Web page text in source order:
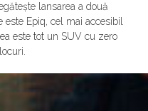
lansarea a două
Epiq, cel mai accesibil
este tot un SUV cu zero